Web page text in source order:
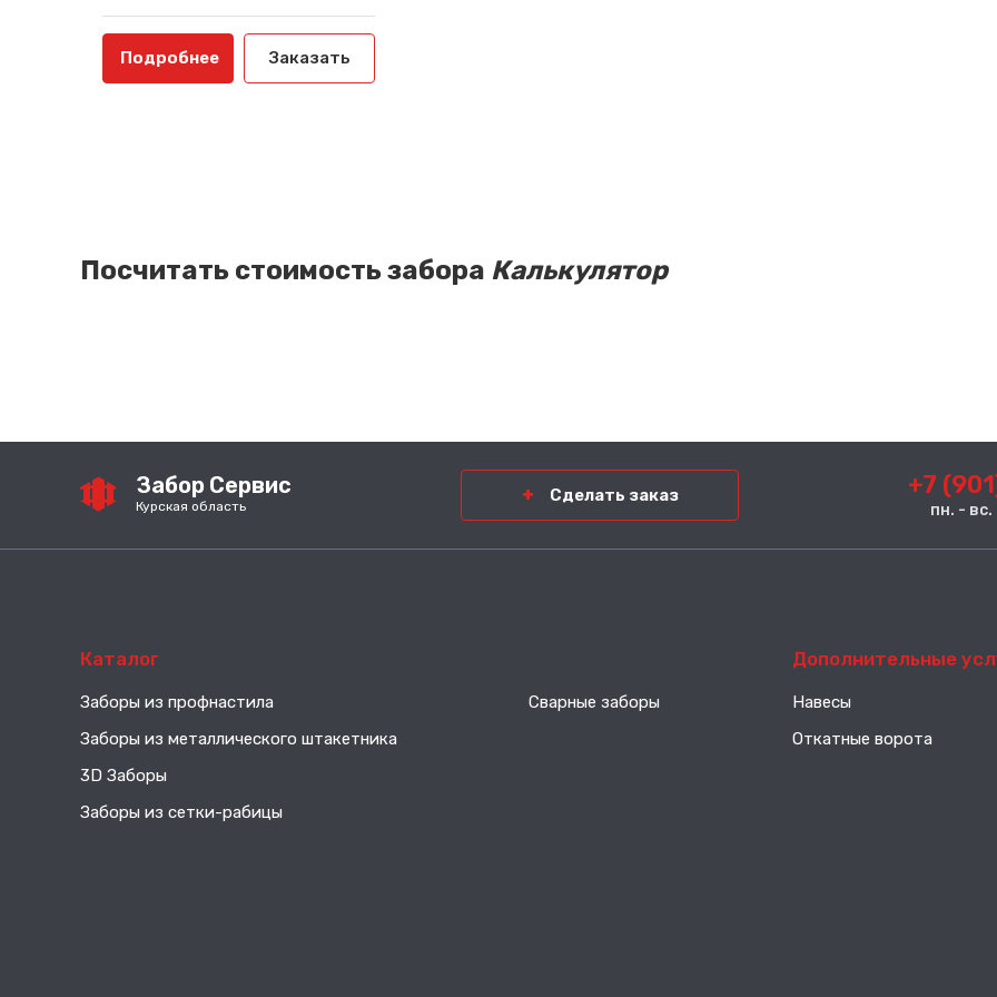
Подробнее Заказать
Посчитать стоимость забора Калькулятор
Забор Сервис
Курская область
Сделать заказ +7
пн. -
Каталог
Заборы из профнастила
Заборы из металлического штакетника
3D Заборы
Заборы из сетки-рабицы
Сварные заборы
Дополнительные
Навесы
Откатные ворота